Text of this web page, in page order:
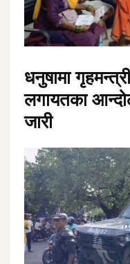
धनुषामा
लगायतका
जारी